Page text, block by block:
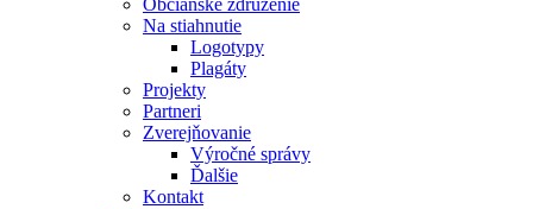
Občianske združenie
Na stiahnutie
Logotypy
Plagáty
Projekty
Partneri
Zverejňovanie
Výročné správy
Ďalšie
Kontakt